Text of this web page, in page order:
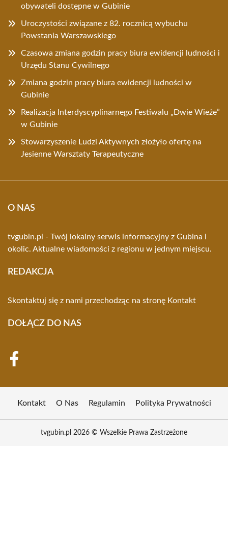
obywateli dostępne w Gubinie
Uroczystości związane z 82. rocznicą wybuchu
Powstania Warszawskiego
Czasowa zmiana godzin pracy biura ewidencji ludności i
Urzędu Stanu Cywilnego
Zmiana godzin pracy biura ewidencji ludności w
Gubinie
Realizacja Interdyscyplinarnego Festiwalu „Dwie Wieże”
w Gubinie
Stowarzyszenie Ludzi Aktywnych złożyło ofertę na
Jesienne Warsztaty Terapeutyczne
O NAS
tvgubin.pl - Twój lokalny serwis informacyjny z Gubina i
okolic. Aktualne wiadomości z regionu w jednym miejscu.
REDAKCJA
Skontaktuj się z nami przechodząc na stronę Kontakt
DOŁĄCZ DO NAS
Kontakt O Nas Regulamin Polityka Prywatności
tvgubin.pl 2026 © Wszelkie Prawa Zastrzeżone